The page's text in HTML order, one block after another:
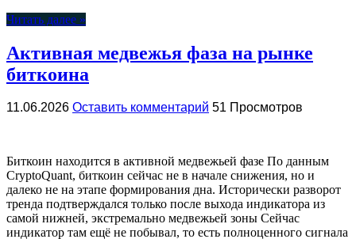
Читать далее »
Активная медвежья фаза на рынке
биткоина
11.06.2026 Оставить комментарий 51 Просмотров
Биткоин находится в активной медвежьей фазе По данным
CryptoQuant, биткоин сейчас не в начале снижения, но и
далеко не на этапе формирования дна. Исторически разворот
тренда подтверждался только после выхода индикатора из
самой нижней, экстремально медвежьей зоны Сейчас
индикатор там ещё не побывал, то есть полноценного сигнала